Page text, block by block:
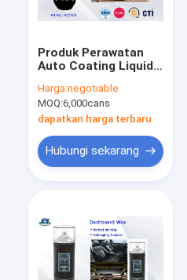
Produk Perawatan
Auto Coating Liquid
Tire Inflator OEM Tire
Sealant 400ml
Harga:negotiable
MOQ:6,000cans
dapatkan harga terbaru
Hubungi sekarang